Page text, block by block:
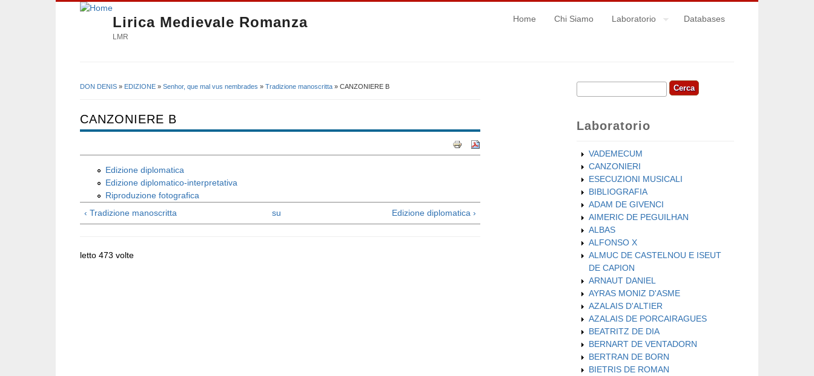
Lirica Medievale Romanza
LMR
Home Chi Siamo Laboratorio Databases
DON DENIS » EDIZIONE » Senhor, que mal vus nembrades » Tradizione manoscritta » CANZONIERE B
CANZONIERE B
Edizione diplomatica
Edizione diplomatico-interpretativa
Riproduzione fotografica
‹ Tradizione manoscritta
su Edizione diplomatica ›
letto 473 volte
Form di ricerca
Cerca
Laboratorio
VADEMECUM
CANZONIERI
ESECUZIONI MUSICALI
BIBLIOGRAFIA
ADAM DE GIVENCI
AIMERIC DE PEGUILHAN
ALBAS
ALFONSO X
ALMUC DE CASTELNOU E ISEUT
DE CAPION
ARNAUT DANIEL
AYRAS MONIZ D'ASME
AZALAIS D'ALTIER
AZALAIS DE PORCAIRAGUES
BEATRITZ DE DIA
BERNART DE VENTADORN
BERTRAN DE BORN
BIETRIS DE ROMAN